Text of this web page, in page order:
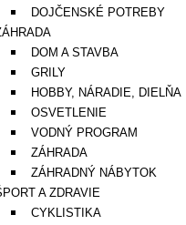
DOJČENSKÉ POTREBY
DOM A STAVBA
GRILY
HOBBY, NÁRADIE, DIELŇA
OSVETLENIE
VODNÝ PROGRAM
ZÁHRADA
ZÁHRADNÝ NÁBYTOK
A ZDRAVIE
CYKLISTIKA